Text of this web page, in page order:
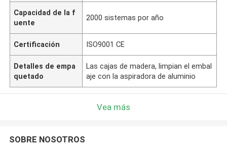
Capacidad de la f
uente
2000 sistemas por año
Certificación ISO9001 CE
Detalles de empa
quetado
Las cajas de madera, limpian el embal
aje con la aspiradora de aluminio
Vea más
SOBRE NOSOTROS